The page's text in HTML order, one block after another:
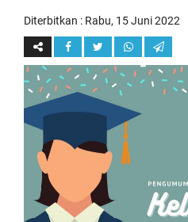
Diterbitkan : Rabu, 15 Juni 2022